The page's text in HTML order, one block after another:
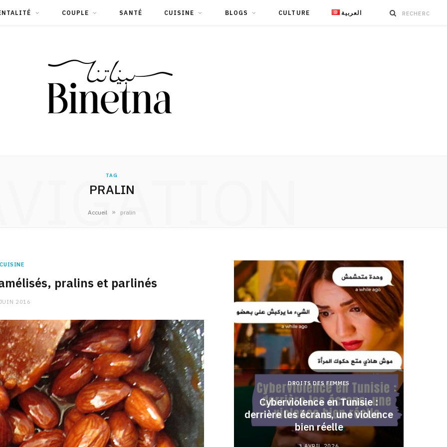
COUPLE SANTÉ CUISINE BLOGS CULTURE العربية
TAG
PRALIN
Accueil » pralin
CUISINE
pralins et parlinés
2016
CHARGE MENTALE
Stress après le travail :
comment relâcher la pression
DROITS DES FEMMES
Cyberviolence en Tunisie :
derrière les écrans, une violence
bien réelle